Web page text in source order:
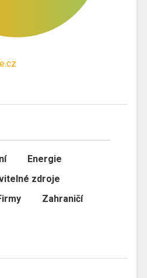
Energie
zdroje
Zahraničí